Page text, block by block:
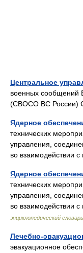
Центральное
военных сообщений
(СВОСО ВС России)
Ядерное
технических
управления,
во взаимодействии
Ядерное
технических
управления,
во взаимодействии
энциклопедический словарь
Лечебно-
эвакуационное